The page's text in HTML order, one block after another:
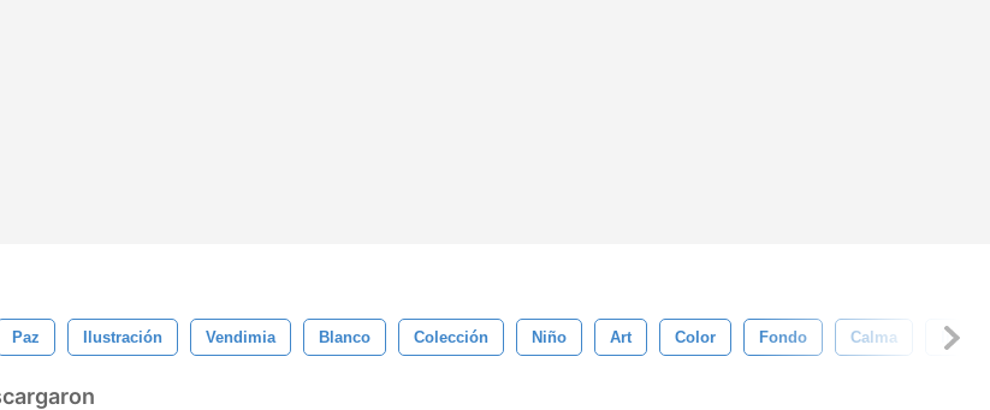
Paz Ilustración Vendimia Blanco Colección Niño Art Color Fondo Calma